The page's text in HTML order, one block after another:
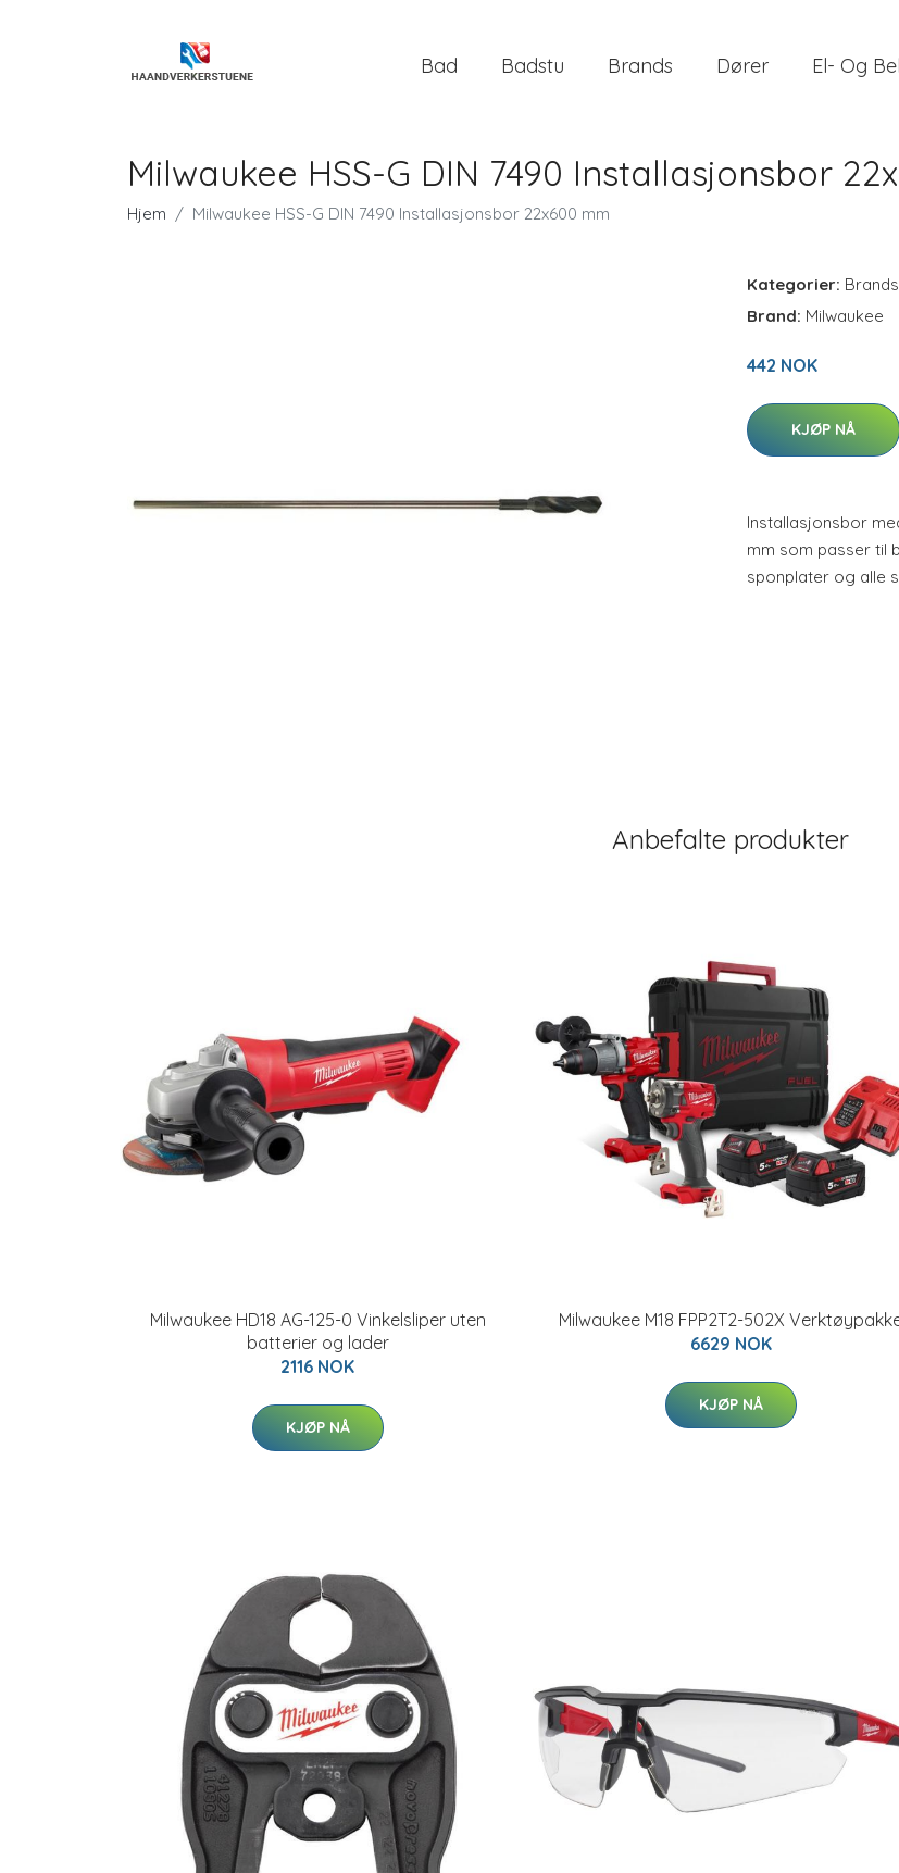
Bad Badstu Brands Dører El- Og
Milwaukee HSS-G DIN 7490 Installasjonsbor
Hjem Milwaukee HSS-G DIN 7490 Installasjonsbor 22x600 mm
Kategorier: Brands
Brand: Milwaukee
442 NOK
KJØP NÅ
Installasjonsbor
mm som passer til
sponplater og alle
Anbefalte produkter
Milwaukee HD18 AG-125-0 Vinkelsliper uten
batterier og lader
2116 NOK
KJØP NÅ
Milwaukee M18 FPP2T2-502X
6629 NOK
KJØP NÅ